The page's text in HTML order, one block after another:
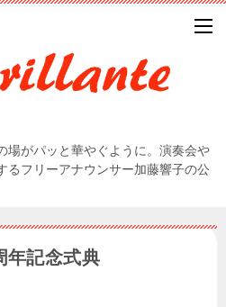
場がパッと華やぐように。演奏会や
るフリーアナウンサー加藤響子の公
年記念式典